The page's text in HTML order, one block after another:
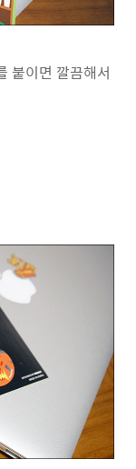
붙이면 깔끔해서